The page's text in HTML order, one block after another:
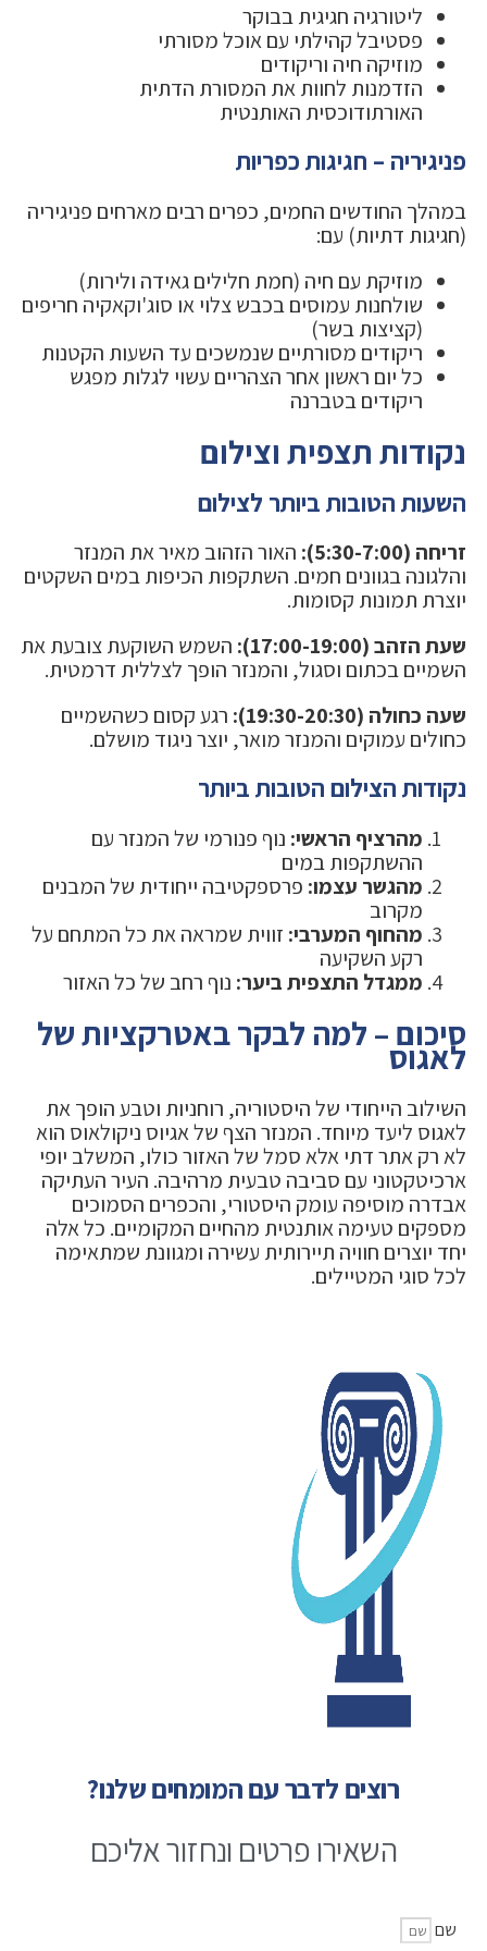
ליטורגיה חגיגית בבוקר
פסטיבל קהילתי עם אוכל מסורתי
מוזיקה חיה וריקודים
הזדמנות לחוות את המסורת הדתית
האורתודוכסית האותנטית
פניגיריה – חגיגות כפריות
במהלך החודשים החמים, כפרים רבים מארחים פניגיריה
(חגיגות דתיות) עם:
מוזיקת עם חיה (חמת חלילים גאידה ולירות)
שולחנות עמוסים בכבש צלוי או סוג'וקאקיה חריפים
(קציצות בשר)
ריקודים מסורתיים שנמשכים עד השעות הקטנות
כל יום ראשון אחר הצהריים עשוי לגלות מפגש
ריקודים בטברנה
נקודות תצפית וצילום
השעות הטובות ביותר לצילום
זריחה (5:30-7:00):
האור הזהוב מאיר את המנזר
והלגונה בגוונים חמים. השתקפות הכיפות במים השקטים
יוצרת תמונות קסומות.
שעת הזהב (17:00-19:00):
השמש השוקעת צובעת את
השמיים בכתום וסגול, והמנזר הופך לצללית דרמטית.
שעה כחולה (19:30-20:30):
רגע קסום כשהשמיים
כחולים עמוקים והמנזר מואר, יוצר ניגוד מושלם.
נקודות הצילום הטובות ביותר
מהרציף הראשי: נוף פנורמי של המנזר עם
ההשתקפות במים
מהגשר עצמו: פרספקטיבה ייחודית של המבנים
מקרוב
מהחוף המערבי: זווית שמראה את כל המתחם על
רקע השקיעה
ממגדל התצפית ביער: נוף רחב של כל האזור
סיכום – למה לבקר באטרקציות של
לאגוס
השילוב הייחודי של היסטוריה, רוחניות וטבע הופך את
לאגוס ליעד מיוחד. המנזר הצף של אגיוס ניקולאוס הוא
לא רק אתר דתי אלא סמל של האזור כולו, המשלב יופי
ארכיטקטוני עם סביבה טבעית מרהיבה. העיר העתיקה
אבדרה מוסיפה עומק היסטורי, והכפרים הסמוכים
מספקים טעימה אותנטית מהחיים המקומיים. כל אלה
יחד יוצרים חוויה תיירותית עשירה ומגוונת שמתאימה
לכל סוגי המטיילים.
רוצים לדבר עם המומחים שלנו?
השאירו פרטים ונחזור אליכם
שם